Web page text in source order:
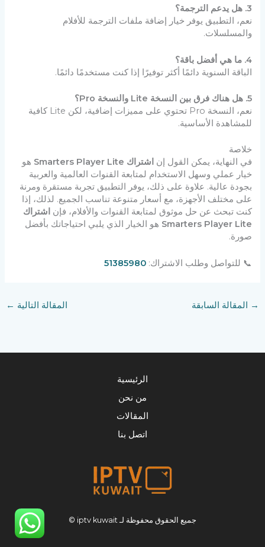
3. هل يدعم الترجمة؟
نعم، التطبيق يوفر خيار إضافة ملفات الترجمة للأفلام
والمسلسلات.
4. ما هي أفضل باقة؟
الباقة السنوية دائمًا أكثر توفيرًا إذا كنت مستخدمًا دائمًا.
5. هل هناك فرق بين النسخة Lite والنسخة Pro؟
نعم، النسخة Pro تحتوي على مميزات إضافية، لكن Lite كافية
للمشاهدة الأساسية.
خلاصة
في النهاية، يمكن القول إن اشتراك Smarters Player Lite
هو
خيار عملي وسهل الاستخدام لمتابعة القنوات العالمية والعربية
بجودة عالية. علاوة على ذلك، يوفر التطبيق تجربة مستقرة ومرنة
على مختلف الأجهزة، مع أسعار متنوعة تناسب الجميع. لذلك، إذا
كنت تبحث عن حل موثوق لمتابعة القنوات والأفلام، فإن اشتراك
Smarters Player Lite هو الخيار الذي يلبي احتياجاتك بأفضل
صورة.
📞 للتواصل وطلب الاشتراك:51385980
→ المقالة السابقة المقالة التالية ←
الرئيسية
من نحن
المقالات
اتصل بنا
جميع الحقوق محفوظة لـ iptv kuwait ©